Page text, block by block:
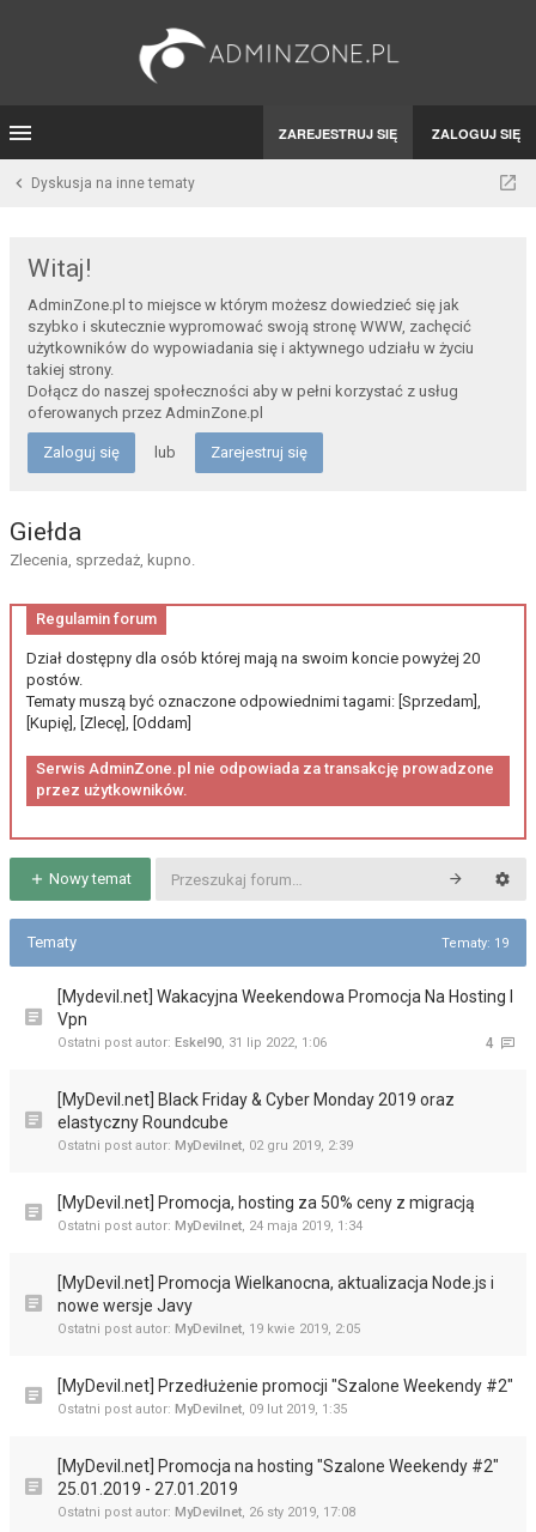
ZAREJESTRUJ SIĘ ZALOGUJ SIĘ
Dyskusja na inne tematy
Witaj!
AdminZone.pl to miejsce w którym możesz dowiedzieć się jak
szybko i skutecznie wypromować swoją stronę WWW, zachęcić
użytkowników do wypowiadania się i aktywnego udziału w życiu
takiej strony.
Dołącz do naszej społeczności aby w pełni korzystać z usług
oferowanych przez AdminZone.pl
Zaloguj się lub Zarejestruj się
Giełda
Zlecenia, sprzedaż, kupno.
Regulamin forum
Dział dostępny dla osób której mają na swoim koncie powyżej 20
postów.
Tematy muszą być oznaczone odpowiednimi tagami: [Sprzedam],
[Kupię], [Zlecę], [Oddam]
Serwis AdminZone.pl nie odpowiada za transakcję prowadzone
przez użytkowników.
Nowy temat
Tematy Tematy: 19
[Mydevil.net] Wakacyjna Weekendowa Promocja Na Hosting I
Vpn
4
Ostatni post autor: Eskel90, 31 lip 2022, 1:06
[MyDevil.net] Black Friday & Cyber Monday 2019 oraz
elastyczny Roundcube
Ostatni post autor: MyDevilnet, 02 gru 2019, 2:39
[MyDevil.net] Promocja, hosting za 50% ceny z migracją
Ostatni post autor: MyDevilnet, 24 maja 2019, 1:34
[MyDevil.net] Promocja Wielkanocna, aktualizacja Node.js i
nowe wersje Javy
Ostatni post autor: MyDevilnet, 19 kwie 2019, 2:05
[MyDevil.net] Przedłużenie promocji "Szalone Weekendy #2"
Ostatni post autor: MyDevilnet, 09 lut 2019, 1:35
[MyDevil.net] Promocja na hosting "Szalone Weekendy #2"
25.01.2019 - 27.01.2019
Ostatni post autor: MyDevilnet, 26 sty 2019, 17:08